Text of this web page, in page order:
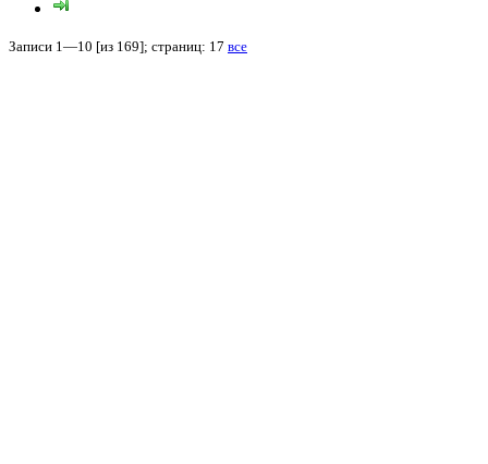
Записи 1—10 [из 169]; страниц: 17 все